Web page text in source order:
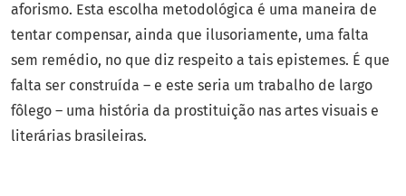
aforismo. Esta escolha metodológica é uma maneira de
tentar compensar, ainda que ilusoriamente, uma falta
sem remédio, no que diz respeito a tais epistemes. É que
falta ser construída – e este seria um trabalho de largo
fôlego – uma história da prostituição nas artes visuais e
literárias brasileiras.